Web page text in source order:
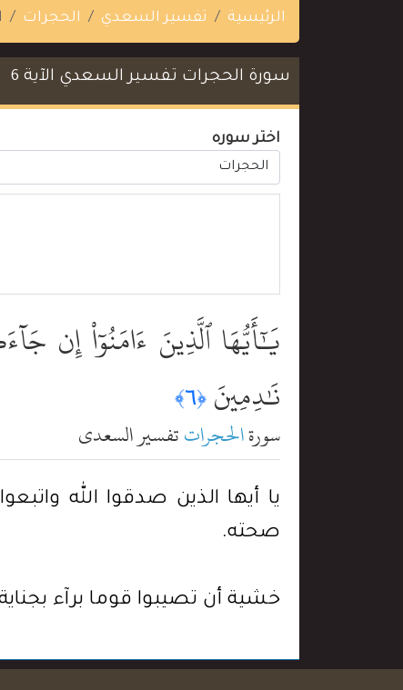
الرئيسية تفسير السعدي الحجرات
سورة الحجرات تفسير السعدي الآية 6
اختر سوره
يَٰٓأَيُّهَا ٱلَّذِينَ ءَامَنُوٓاْ إِن
نَٰدِمِينَ ﴿٦﴾
سورةالحجراتتفسير السعدي
يا أيها الذين صدقوا الله
صحته.
خشية أن تصيبوا قوما برآء